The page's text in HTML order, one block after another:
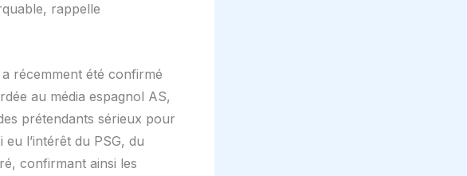
rappelle
récemment été confirmé
au média espagnol AS,
prétendants sérieux pour
eu l’intérêt du PSG, du
confirmant ainsi les